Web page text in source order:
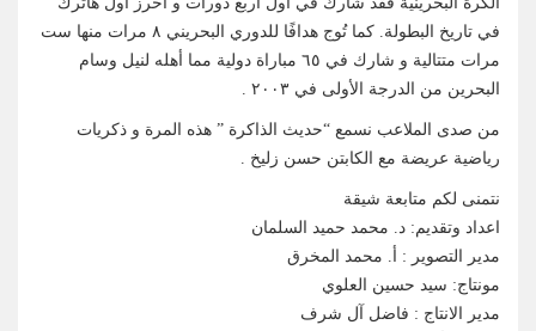
في تاريخ البطولة. كما تُوج هدافًا للدوري البحريني ٨ مرات منها ست
مرات متتالية و شارك في ٦٥ مباراة دولية مما أهله لنيل وسام
البحرين من الدرجة الأولى في ٢٠٠٣ .
من صدى الملاعب نسمع “حديث الذاكرة ” هذه المرة و ذكريات
رياضية عريضة مع الكابتن حسن زليخ .
نتمنى لكم متابعة شيقة
اعداد وتقديم: د. محمد حميد السلمان
مدير التصوير : أ. محمد المخرق
مونتاج: سيد حسين العلوي
مدير الانتاج : فاضل آل شرف